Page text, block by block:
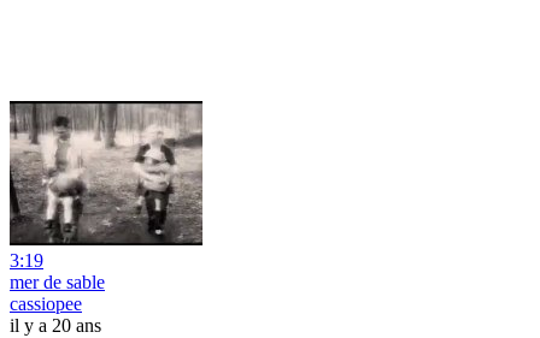
3:19
mer de sable
cassiopee
il y a 20 ans